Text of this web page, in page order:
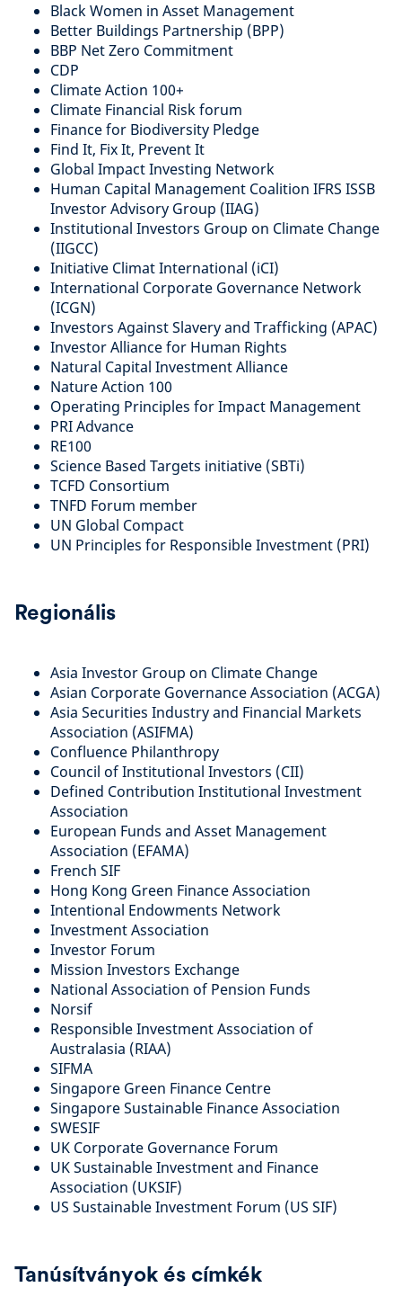
Black Women in Asset Management
Better Buildings Partnership (BPP)
BBP Net Zero Commitment
CDP
Climate Action 100+
Climate Financial Risk forum
Finance for Biodiversity Pledge
Find It, Fix It, Prevent It
Global Impact Investing Network
Human Capital Management Coalition IFRS ISSB
Investor Advisory Group (IIAG)
Institutional Investors Group on Climate Change
(IIGCC)
Initiative Climat International (iCI)
International Corporate Governance Network
(ICGN)
Investors Against Slavery and Trafficking (APAC)
Investor Alliance for Human Rights
Natural Capital Investment Alliance
Nature Action 100
Operating Principles for Impact Management
PRI Advance
RE100
Science Based Targets initiative (SBTi)
TCFD Consortium
TNFD Forum member
UN Global Compact
UN Principles for Responsible Investment (PRI)
Regionális
Asia Investor Group on Climate Change
Asian Corporate Governance Association (ACGA)
Asia Securities Industry and Financial Markets
Association (ASIFMA)
Confluence Philanthropy
Council of Institutional Investors (CII)
Defined Contribution Institutional Investment
Association
European Funds and Asset Management
Association (EFAMA)
French SIF
Hong Kong Green Finance Association
Intentional Endowments Network
Investment Association
Investor Forum
Mission Investors Exchange
National Association of Pension Funds
Norsif
Responsible Investment Association of
Australasia (RIAA)
SIFMA
Singapore Green Finance Centre
Singapore Sustainable Finance Association
SWESIF
UK Corporate Governance Forum
UK Sustainable Investment and Finance
Association (UKSIF)
US Sustainable Investment Forum (US SIF)
Tanúsítványok és címkék